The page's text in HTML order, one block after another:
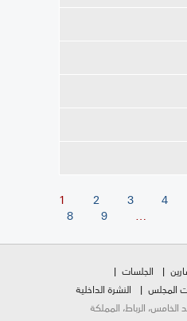
1 2 3 4
8 9 …
الجلسات
المجلس
النشرة الداخلية
الرباط، المملكة